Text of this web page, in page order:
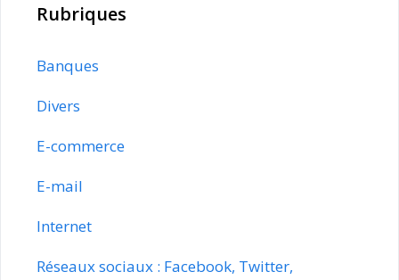
Rubriques
Banques
Divers
E-commerce
E-mail
Internet
Réseaux sociaux : Facebook, Twitter,